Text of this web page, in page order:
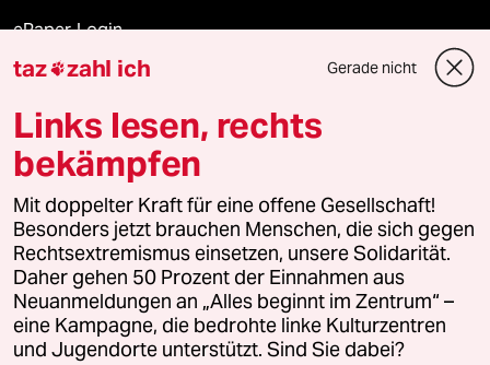
ePaper Login
Downloads für Abonnierende
© 2026 taz Verlags und Vertriebs GmbH
Alle Rechte vorbehalten. Bei rechtlichen Fragen oder für Genehmigungen
wenden Sie sich bitte an
lizenzen@taz.de
Feedback Redaktionsstatut Kommune-Richtlinien
Leitlinie Informant Datenschutz Impressum AGB
taz zahl ich Gerade nicht
Links lesen, rechts
bekämpfen
Mit doppelter Kraft für eine offene Gesellschaft!
Besonders jetzt brauchen Menschen, die sich gegen
Rechtsextremismus einsetzen, unsere Solidarität.
Daher gehen 50 Prozent der Einnahmen aus
Neuanmeldungen an „Alles beginnt im Zentrum“ –
eine Kampagne, die bedrohte linke Kulturzentren
und Jugendorte unterstützt. Sind Sie dabei?